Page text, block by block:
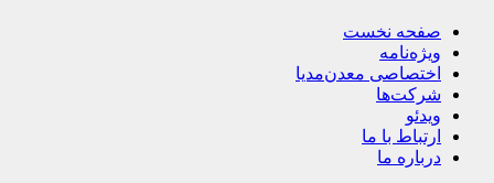
صفحه نخست
ویژه‌نامه
اختصاصی معدن‌مدیا
شرکت‌ها
ویدئو
ارتباط با ما
درباره ما